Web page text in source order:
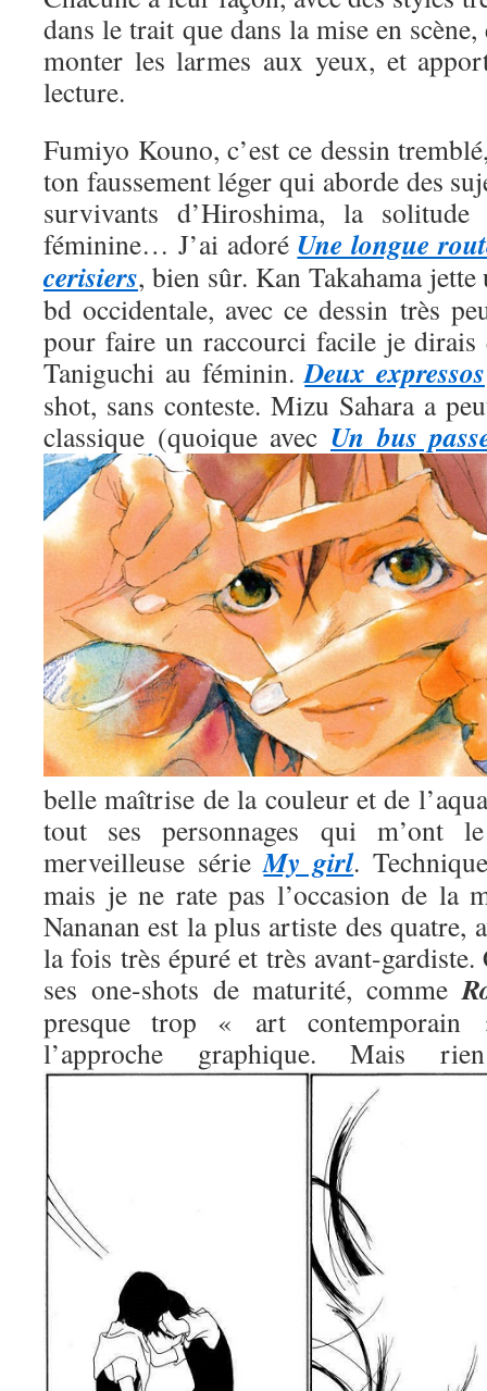
dans le trait que dans la mise en
monter les larmes aux yeux, et
lecture.
Fumiyo Kouno, c’est ce dessin
ton faussement léger qui aborde des
survivants d’Hiroshima, la
féminine… J’ai adoré Une longue
cerisiers, bien sûr. Kan Takahama
bd occidentale, avec ce dessin très
pour faire un raccourci facile je dirais
Taniguchi au féminin.Deux expressos
shot, sans conteste. Mizu Sahara a
classique (quoique avec Un bus
belle maîtrise de la couleur et de
tout ses personnages qui m’ont
merveilleuse sérieMy girl.
mais je ne rate pas l’occasion de la
Nananan est la plus artiste des quatre,
la fois très épuré et très avant-
ses one-shots de maturité, comme
presque trop « art contemporain
l’approche graphique. Mais